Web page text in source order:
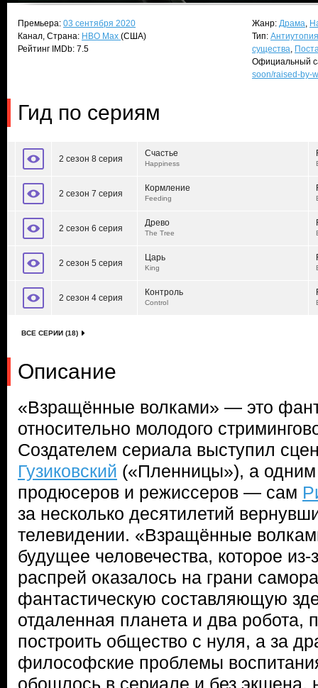
Премьера: 03 сентября 2020
Канал, Страна: HBO Max (США)
Рейтинг IMDb: 7.5
Жанр: Драма,
Тип: Антиутопия
существа,
Официальный
soon/raised-by-
Гид по сериям
2 сезон 8 серия
Счастье
Happiness
2 сезон 7 серия
Кормление
Feeding
2 сезон 6 серия
Древо
The Tree
2 сезон 5 серия
Царь
King
2 сезон 4 серия
Контроль
Control
ВСЕ СЕРИИ (18)
Описание
«Взращённые волками» — это
относительно молодого
Создателем сериала выступил
Гузиковский («Пленницы»), а
продюсеров и режиссеров — сам
за несколько десятилетий
телевидении. «Взращённые
будущее человечества, которое
распрей оказалось на грани
фантастическую составляющую
отдаленная планета и два
построить общество с нуля, а за
философские проблемы
обошлось в сериале и без экшена,